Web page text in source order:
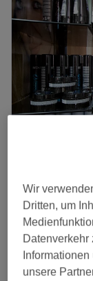
4,9
Tegel, Berlin
Herren -
30 Min. - 1
Damen -
Wir
Dritten, um
Datenverkehr
unsere